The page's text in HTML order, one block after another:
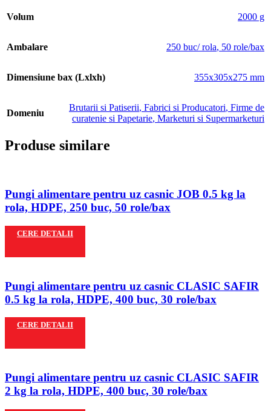
Volum 2000 g
Ambalare 250 buc/ rola, 50 role/bax
Dimensiune bax (Lxlxh) 355x305x275 mm
Domeniu
Brutarii si Patiserii, Fabrici si Producatori, Firme de
curatenie si Papetarie, Marketuri si Supermarketuri
Produse similare
Pungi alimentare pentru uz casnic JOB 0.5 kg la
rola, HDPE, 250 buc, 50 role/bax
CERE DETALII
Pungi alimentare pentru uz casnic CLASIC SAFIR
0.5 kg la rola, HDPE, 400 buc, 30 role/bax
CERE DETALII
Pungi alimentare pentru uz casnic CLASIC SAFIR
2 kg la rola, HDPE, 400 buc, 30 role/bax